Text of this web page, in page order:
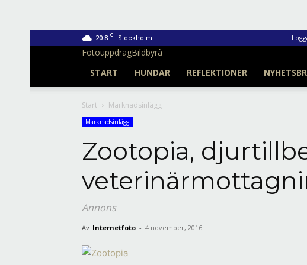
20.8 C Stockholm
FotouppdragBildbyrå
START
HUNDAR REFLEKTIONER
Start Marknadsinlägg
Marknadsinlägg
Zootopia,
Annons
Av Internetfoto - 4 november, 2016